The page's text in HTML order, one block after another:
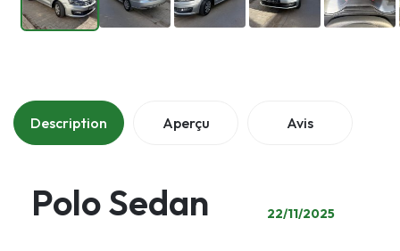
Description Aperçu Avis
Polo Sedan 22/11/2025